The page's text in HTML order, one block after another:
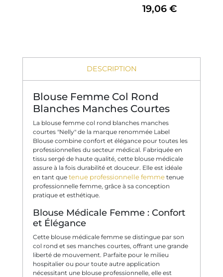
19,06 €
DESCRIPTION
Blouse Femme Col Rond
Blanches Manches Courtes
La blouse femme col rond blanches manches
courtes "Nelly" de la marque renommée Label
Blouse combine confort et élégance pour toutes les
professionnelles du secteur médical. Fabriquée en
tissu sergé de haute qualité, cette blouse médicale
assure à la fois durabilité et douceur. Elle est idéale
en tant que tenue professionnelle femme tenue
professionnelle femme, grâce à sa conception
pratique et esthétique.
Blouse Médicale Femme : Confort
et Élégance
Cette blouse médicale femme se distingue par son
col rond et ses manches courtes, offrant une grande
liberté de mouvement. Parfaite pour le milieu
hospitalier ou pour toute autre application
nécessitant une blouse professionnelle, elle est